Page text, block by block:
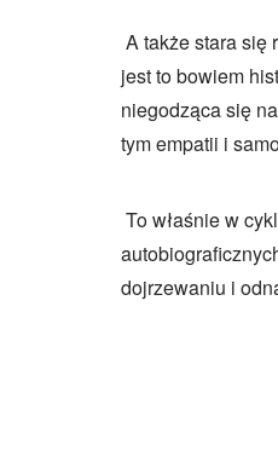
A także stara się
jest to bowiem
niegodząca się
tym empatii i
To właśnie w
dojrzewaniu i